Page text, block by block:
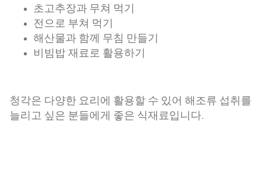
초고추장과 무쳐 먹기
전으로 부쳐 먹기
해산물과 함께 무침 만들기
비빔밥 재료로 활용하기
청각은 다양한 요리에 활용할 수 있어 해조류 섭취를
늘리고 싶은 분들에게 좋은 식재료입니다.